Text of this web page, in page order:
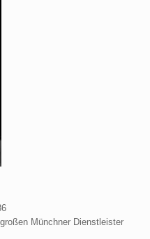
Münchner Dienstleister